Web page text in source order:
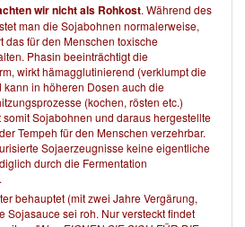
wir nicht als Rohkost. Während des
man die Sojabohnen normalerweise,
das für den Menschen toxische
Phasin beeinträchtigt die
wirkt hämagglutinierend (verklumpt die
in höheren Dosen auch die
(kochen, rösten etc.)
Sojabohnen und daraus hergestellte
Tempeh für den Menschen verzehrbar.
Sojaerzeugnisse keine eigentliche
durch die Fermentation
behauptet (mit zwei Jahre Vergärung,
Sojasauce sei roh. Nur versteckt findet